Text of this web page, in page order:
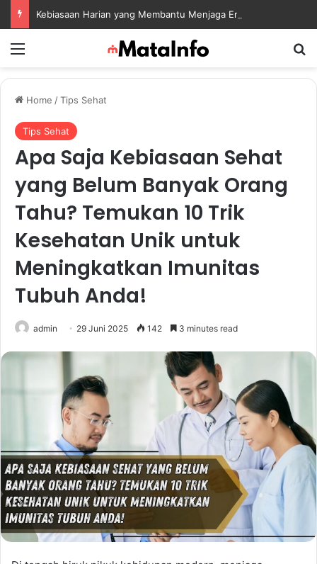
Home /Tips Sehat
Tips Sehat
Apa Saja Kebiasaan Sehat
yang Belum Banyak Orang
Tahu? Temukan 10 Trik
Kesehatan Unik untuk
Meningkatkan Imunitas
Tubuh Anda!
admin 29 Juni 2025 142 3 minutes read